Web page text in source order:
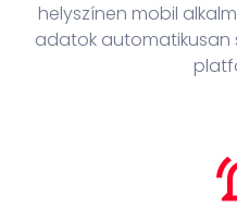
helyszínen mobil
adatok automatikusan